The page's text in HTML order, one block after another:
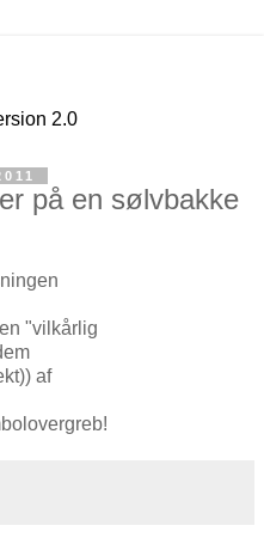
2.0
på en sølvbakke
"vilkårlig
af